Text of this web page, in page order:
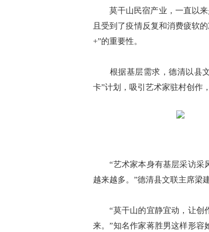
莫干山民宿产业，一直以来
且受到了疫情反复和消费疲软
+”的重要性。
根据基层需求，德清以县文
卡”计划，吸引艺术家驻村创作
“艺术家本身有基层采访采风
越来越多。”德清县文联主席梁
“莫干山的宜静宜动，让创作
来。”知名作家蒋胜男这样形